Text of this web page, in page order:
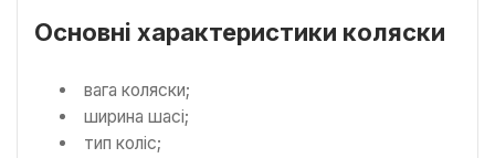
Основні характеристики коляски
вага коляски;
ширина шасі;
тип коліс;